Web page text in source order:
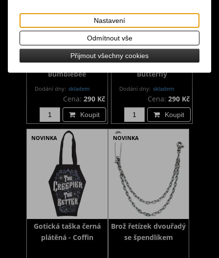
Gotická taška černá
plátěná - Forest
Bumblebee
Dodání dny: skladem
Cena: 290 Kč
Koupit
Gotická taška černá
plátěná - Flaming
Butterfly
Dodání dny: skladem
Cena: 290 Kč
Koupit
NOVINKA
Gotická taška černá
plátěná - Coffin
NOVINKA
Brož řetízek dvouřadý
se špendlíkem
Nastavení
Odmítnout vše
Přijmout všechny cookies